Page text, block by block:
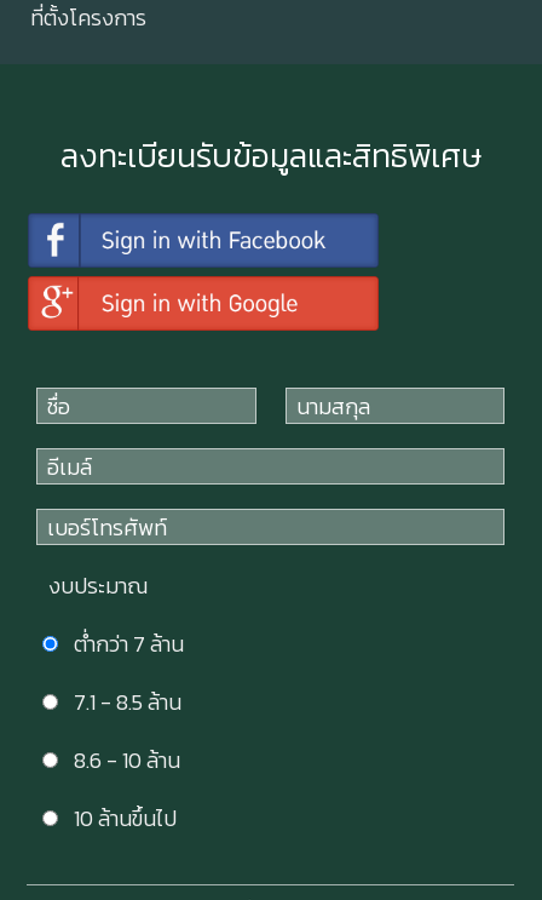
ที่ตั้งโครงการ
ลงทะเบียนรับข้อมูลและสิทธิพิเศษ
งบประมาณ
ต่ำกว่า 7 ล้าน
7.1 - 8.5 ล้าน
8.6 - 10 ล้าน
10 ล้านขึ้นไป